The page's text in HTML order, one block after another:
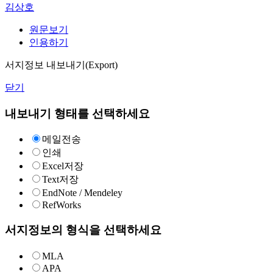
김상호
원문보기
인용하기
서지정보 내보내기(Export)
닫기
내보내기 형태를 선택하세요
메일전송
인쇄
Excel저장
Text저장
EndNote / Mendeley
RefWorks
서지정보의 형식을 선택하세요
MLA
APA